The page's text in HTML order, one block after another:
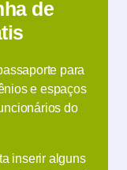
de
para
e espaços
do
inserir alguns